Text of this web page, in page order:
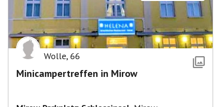
Wolle, 66
Minicampertreffen in Mirow